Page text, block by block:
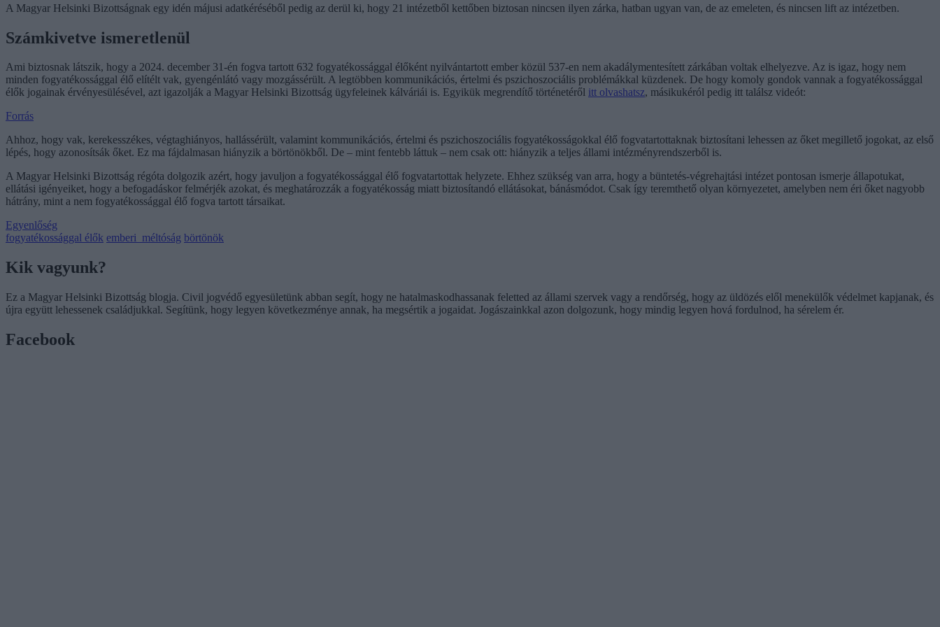
A Magyar Helsinki Bizottságnak egy idén májusi adatkéréséből pedig az derül ki, hogy 21 intézetből kettőben biztosan nincsen ilyen zárka, hatban ugyan van, de az emeleten, és nincsen lift az intézetben.
Számkivetve ismeretlenül
Ami biztosnak látszik, hogy a 2024. december 31-én fogva tartott 632 fogyatékossággal élőként nyilvántartott ember közül 537-en nem akadálymentesített zárkában voltak elhelyezve. Az is igaz, hogy nem
minden fogyatékossággal élő elítélt vak, gyengénlátó vagy mozgássérült. A legtöbben kommunikációs, értelmi és pszichoszociális problémákkal küzdenek. De hogy komoly gondok vannak a fogyatékossággal
élők jogainak érvényesülésével, azt igazolják a Magyar Helsinki Bizottság ügyfeleinek kálváriái is. Egyikük megrendítő történetéről itt olvashatsz, másikukéról pedig itt találsz videót:
Forrás
Ahhoz, hogy vak, kerekesszékes, végtaghiányos, hallássérült, valamint kommunikációs, értelmi és pszichoszociális fogyatékosságokkal élő fogvatartottaknak biztosítani lehessen az őket megillető jogokat, az első
lépés, hogy azonosítsák őket. Ez ma fájdalmasan hiányzik a börtönökből. De – mint fentebb láttuk – nem csak ott: hiányzik a teljes állami intézményrendszerből is.
A Magyar Helsinki Bizottság régóta dolgozik azért, hogy javuljon a fogyatékossággal élő fogvatartottak helyzete. Ehhez szükség van arra, hogy a büntetés-végrehajtási intézet pontosan ismerje állapotukat,
ellátási igényeiket, hogy a befogadáskor felmérjék azokat, és meghatározzák a fogyatékosság miatt biztosítandó ellátásokat, bánásmódot. Csak így teremthető olyan környezetet, amelyben nem éri őket nagyobb
hátrány, mint a nem fogyatékossággal élő fogva tartott társaikat.
Egyenlőség
fogyatékossággal élők emberi_méltóság börtönök
Kik vagyunk?
Ez a Magyar Helsinki Bizottság blogja. Civil jogvédő egyesületünk abban segít, hogy ne hatalmaskodhassanak feletted az állami szervek vagy a rendőrség, hogy az üldözés elől menekülők védelmet kapjanak, és
újra együtt lehessenek családjukkal. Segítünk, hogy legyen következménye annak, ha megsértik a jogaidat. Jogászainkkal azon dolgozunk, hogy mindig legyen hová fordulnod, ha sérelem ér.
Facebook